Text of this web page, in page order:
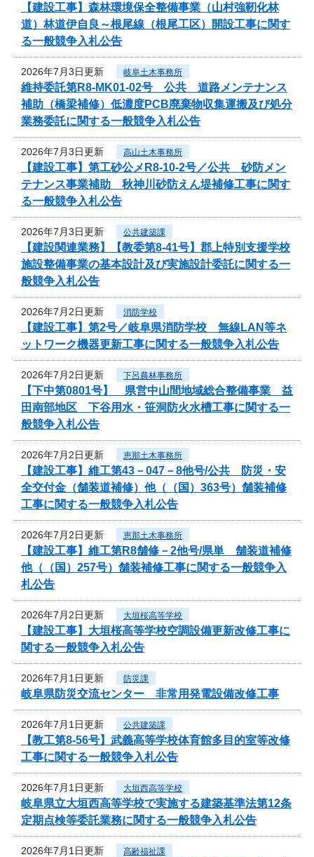
【建設工事】森林環境保全整備事業（山村強靭化林
道）林道伊自良～根尾線（根尾工区）開設工事に関す
る一般競争入札公告
2026年7月3日更新 岐阜土木事務所
維持委託第R8-MK01-02号 公共 道路メンテナンス
補助（橋梁補修）低濃度PCB廃棄物収集運搬及び処分
業務委託に関する一般競争入札公告
2026年7月3日更新 高山土木事務所
【建設工事】第工砂公メR8-10-2号／公共 砂防メン
テナンス事業補助 秋神川砂防えん堤補修工事に関す
る一般競争入札公告
2026年7月3日更新 公共建築課
【建設関連業務】【教委第8-41号】郡上特別支援学校
施設整備事業の基本設計及び実施設計委託に関する一
般競争入札公告
2026年7月2日更新 消防学校
【建設工事】第2号／岐阜県消防学校 無線LAN等ネ
ットワーク機器更新工事に関する一般競争入札公告
2026年7月2日更新 下呂農林事務所
【下中第0801号】 県営中山間地域総合整備事業 益
田南部地区 下谷用水・笹洞防火水槽工事に関する一
般競争入札公告
2026年7月2日更新 恵那土木事務所
【建設工事】維工第43－047－8他号/公共 防災・安
全交付金（舗装道補修）他（（国）363号）舗装補修
工事に関する一般競争入札公告
2026年7月2日更新 恵那土木事務所
【建設工事】維工第R8舗修－2他号/県単 舗装道補修
他（（国）257号）舗装補修工事に関する一般競争入
札公告
2026年7月2日更新 大垣桜高等学校
【建設工事】大垣桜高等学校空調設備更新改修工事に
関する一般競争入札公告
2026年7月1日更新 防災課
岐阜県防災交流センター 非常用発電設備改修工事
2026年7月1日更新 公共建築課
【教工第8-56号】武義高等学校体育館多目的室等改修
工事に関する一般競争入札公告
2026年7月1日更新 大垣西高等学校
岐阜県立大垣西高等学校で実施する建築基準法第12条
定期点検等委託業務に関する一般競争入札公告
2026年7月1日更新 高齢福祉課